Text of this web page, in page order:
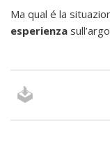
Ma qual é la
esperienza